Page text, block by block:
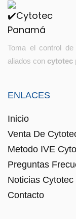
Toma el control
aliados con cytotec
ENLACES
Inicio
Venta De
Metodo IVE
Preguntas
Noticias Cytotec
Contacto